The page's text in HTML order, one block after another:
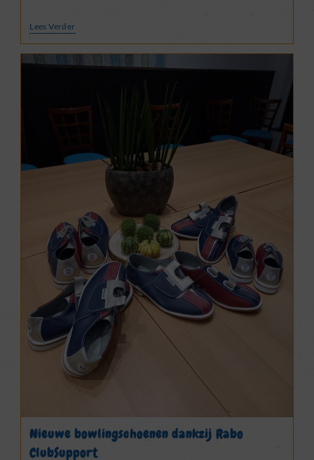
Lees VerderWord
Ook
Nieuwe bowlingschoenen dankzij Rabo
ClubSupport